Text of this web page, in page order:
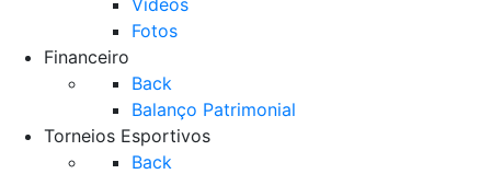
Vídeos
Fotos
Financeiro
Back
Balanço Patrimonial
Torneios Esportivos
Back